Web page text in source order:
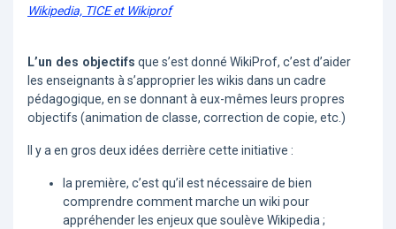
Wikipedia, TICE et Wikiprof
L’un des objectifs que s’est donné WikiProf, c’est d’aider
les enseignants à s’approprier les wikis dans un cadre
pédagogique, en se donnant à eux-mêmes leurs propres
objectifs (animation de classe, correction de copie, etc.)
Il y a en gros deux idées derrière cette initiative :
la première, c’est qu’il est nécessaire de bien
comprendre comment marche un wiki pour
appréhender les enjeux que soulève Wikipedia ;